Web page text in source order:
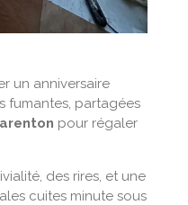
un anniversaire
fumantes, partagées
pour régaler
des rires, et une
cuites minute sous